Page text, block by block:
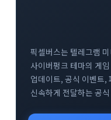
픽셀버스는 텔레그램
사이버펑크 테마의 게
업데이트, 공식 이벤트,
신속하게 전달하는 공